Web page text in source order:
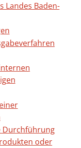
Landes Baden-
Durchführung
oder